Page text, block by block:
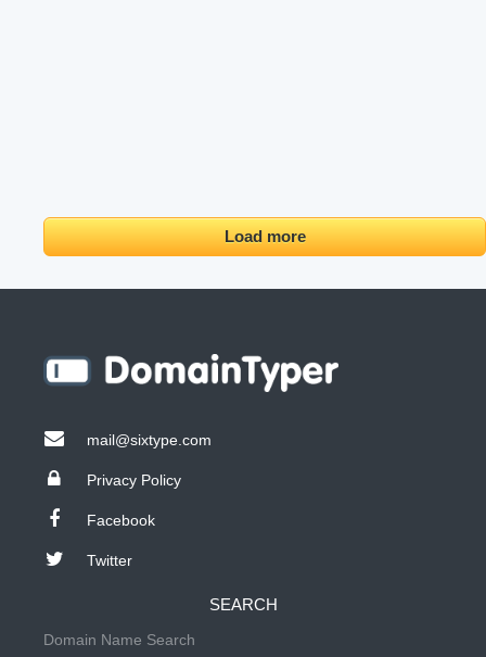
Load more
mail@sixtype.com
Privacy Policy
Facebook
Twitter
SEARCH
Domain Name Search